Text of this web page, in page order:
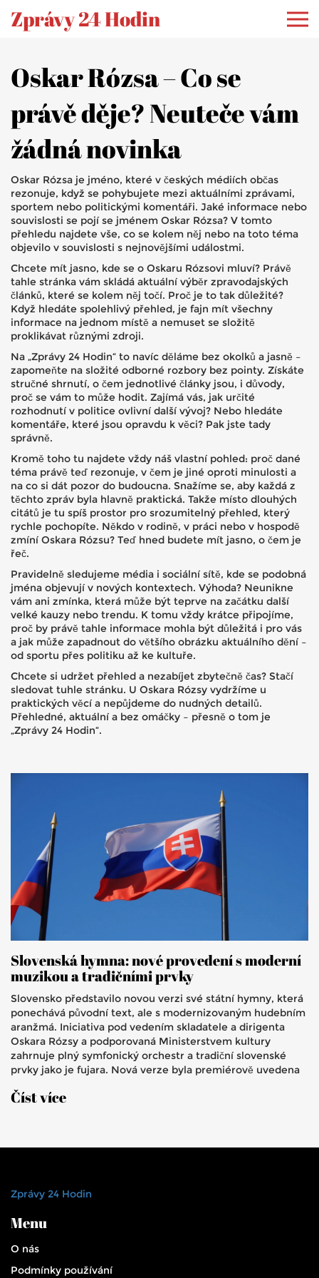
Zprávy 24 Hodin
Oskar Rózsa – Co se
právě děje? Neuteče vám
žádná novinka
Oskar Rózsa je jméno, které v českých médiích občas
rezonuje, když se pohybujete mezi aktuálními zprávami,
sportem nebo politickými komentáři. Jaké informace nebo
souvislosti se pojí se jménem Oskar Rózsa? V tomto
přehledu najdete vše, co se kolem něj nebo na toto téma
objevilo v souvislosti s nejnovějšími událostmi.
Chcete mít jasno, kde se o Oskaru Rózsovi mluví? Právě
tahle stránka vám skládá aktuální výběr zpravodajských
článků, které se kolem něj točí. Proč je to tak důležité?
Když hledáte spolehlivý přehled, je fajn mít všechny
informace na jednom místě a nemuset se složitě
proklikávat různými zdroji.
Na „Zprávy 24 Hodin“ to navíc děláme bez okolků a jasně –
zapomeňte na složité odborné rozbory bez pointy. Získáte
stručné shrnutí, o čem jednotlivé články jsou, i důvody,
proč se vám to může hodit. Zajímá vás, jak určité
rozhodnutí v politice ovlivní další vývoj? Nebo hledáte
komentáře, které jsou opravdu k věci? Pak jste tady
správně.
Kromě toho tu najdete vždy náš vlastní pohled: proč dané
téma právě teď rezonuje, v čem je jiné oproti minulosti a
na co si dát pozor do budoucna. Snažíme se, aby každá z
těchto zpráv byla hlavně praktická. Takže místo dlouhých
citátů je tu spíš prostor pro srozumitelný přehled, který
rychle pochopíte. Někdo v rodině, v práci nebo v hospodě
zmíní Oskara Rózsu? Teď hned budete mít jasno, o čem je
řeč.
Pravidelně sledujeme média i sociální sítě, kde se podobná
jména objevují v nových kontextech. Výhoda? Neunikne
vám ani zmínka, která může být teprve na začátku další
velké kauzy nebo trendu. K tomu vždy krátce připojíme,
proč by právě tahle informace mohla být důležitá i pro vás
a jak může zapadnout do většího obrázku aktuálního dění –
od sportu přes politiku až ke kultuře.
Chcete si udržet přehled a nezabíjet zbytečně čas? Stačí
sledovat tuhle stránku. U Oskara Rózsy vydržíme u
praktických věcí a nepůjdeme do nudných detailů.
Přehledné, aktuální a bez omáčky – přesně o tom je
„Zprávy 24 Hodin“.
Slovenská hymna: nové provedení s moderní
muzikou a tradičními prvky
Slovensko představilo novou verzi své státní hymny, která
ponechává původní text, ale s modernizovaným hudebním
aranžmá. Iniciativa pod vedením skladatele a dirigenta
Oskara Rózsy a podporovaná Ministerstvem kultury
zahrnuje plný symfonický orchestr a tradiční slovenské
prvky jako je fujara. Nová verze byla premiérově uvedena
2025.
Číst více
Zprávy 24 Hodin
Menu
O nás
Podmínky používání